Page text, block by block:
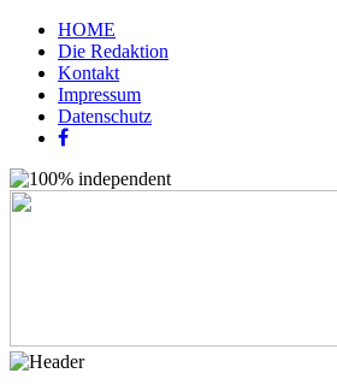
HOME
Die Redaktion
Kontakt
Impressum
Datenschutz